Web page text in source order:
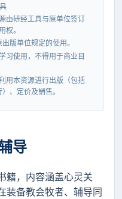
由研经工具与原单位签订
权。
版单位规定的使用。
习使用，不得用于商业目
用本资源进行出版（包括
、定价及销售。
导
籍，内容涵盖心灵关
装备教会牧者、辅导同